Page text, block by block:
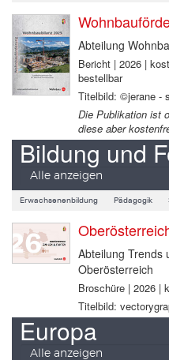
Abteilung
Bericht | 2026 |
bestellbar
Titelbild: ©jerane -
Die Publikation ist
diese aber
Bildung und
Alle anzeigen
Erwachsenenbildung Pädagogik
Abteilung Trends
Oberösterreich
Broschüre | 2026 |
Titelbild:
Europa
Alle anzeigen